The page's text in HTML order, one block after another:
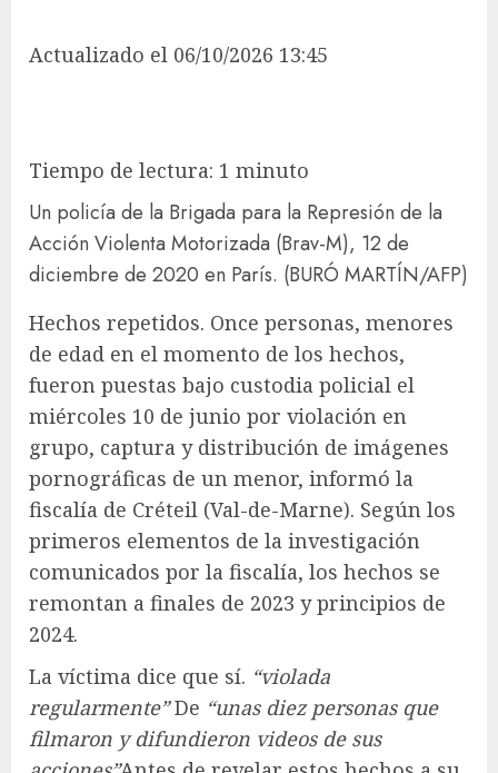
Actualizado el 06/10/2026 13:45
Tiempo de lectura: 1 minuto
Un policía de la Brigada para la Represión de la
Acción Violenta Motorizada (Brav-M), 12 de
diciembre de 2020 en París. (BURÓ MARTÍN/AFP)
Hechos repetidos. Once personas, menores
de edad en el momento de los hechos,
fueron puestas bajo custodia policial el
miércoles 10 de junio por violación en
grupo, captura y distribución de imágenes
pornográficas de un menor, informó la
fiscalía de Créteil (Val-de-Marne). Según los
primeros elementos de la investigación
comunicados por la fiscalía, los hechos se
remontan a finales de 2023 y principios de
2024.
La víctima dice que sí. “violada
regularmente”De “unas diez personas que
filmaron y difundieron videos de sus